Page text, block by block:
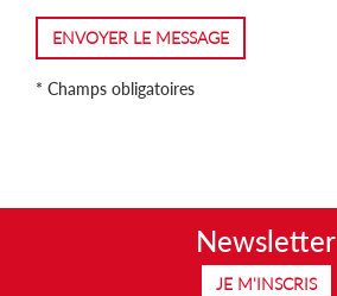
ENVOYER LE MESSAGE
* Champs obligatoires
Newsletter
JE M'INSCRIS